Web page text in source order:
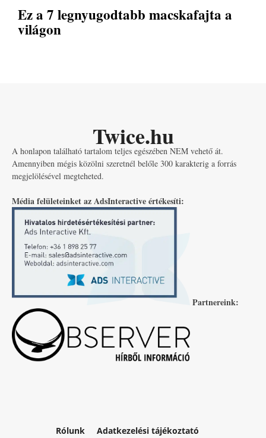
Ez a 7 legnyugodtabb macskafajta a
világon
Twice.hu
A honlapon található tartalom teljes egészében NEM vehető át.
Amennyiben mégis közölni szeretnél belőle 300 karakterig a forrás
megjelölésével megteheted.
Média felületeinket az AdsInteractive értékesíti:
Partnereink:
Rólunk Adatkezelési tájékoztató